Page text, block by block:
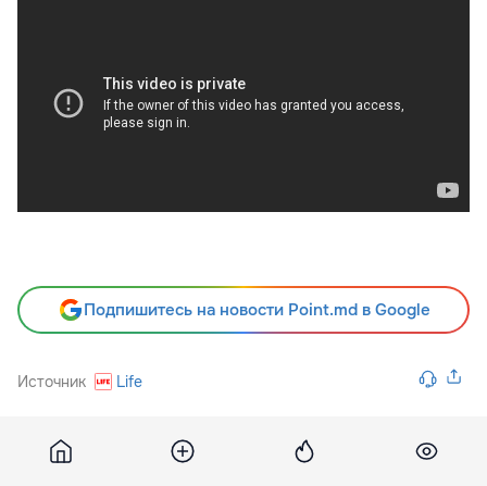
Подпишитесь на новости Point.md в Google
Источник Life